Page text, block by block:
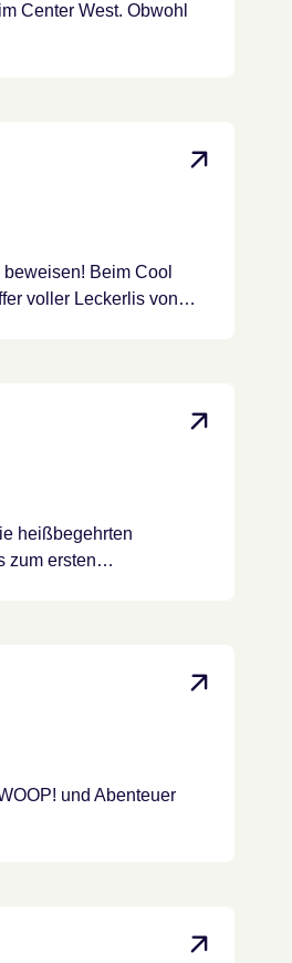
Center West. Obwohl
Beim Cool
voller Leckerlis von…
heißbegehrten
zum ersten…
und Abenteuer